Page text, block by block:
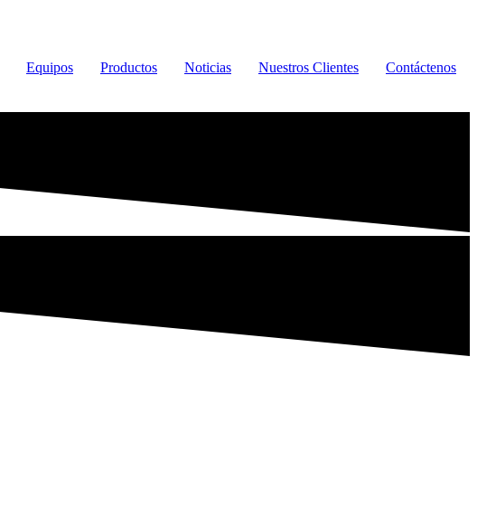
Equipos Productos Noticias Nuestros Clientes Contáctenos